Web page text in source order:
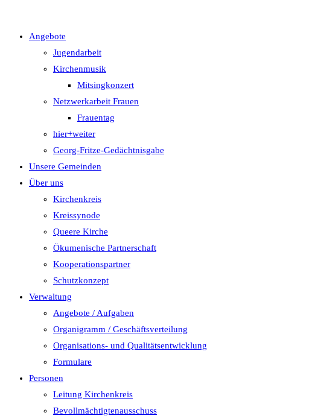
Angebote
Jugendarbeit
Kirchenmusik
Mitsingkonzert
Netzwerkarbeit Frauen
Frauentag
hier+weiter
Georg-Fritze-Gedächtnisgabe
Unsere Gemeinden
Über uns
Kirchenkreis
Kreissynode
Queere Kirche
Ökumenische Partnerschaft
Kooperationspartner
Schutzkonzept
Verwaltung
Angebote / Aufgaben
Organigramm / Geschäftsverteilung
Organisations- und Qualitätsentwicklung
Formulare
Personen
Leitung Kirchenkreis
Bevollmächtigtenausschuss